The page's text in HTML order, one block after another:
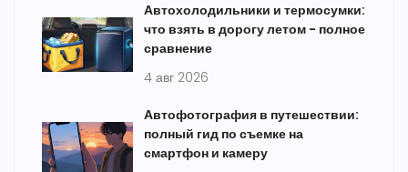
Автохолодильники и термосумки:
что взять в дорогу летом - полное
сравнение
4 авг 2026
Автофотография в путешествии:
полный гид по съемке на
смартфон и камеру